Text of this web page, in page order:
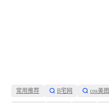
常用推荐 B宅网 cos美图